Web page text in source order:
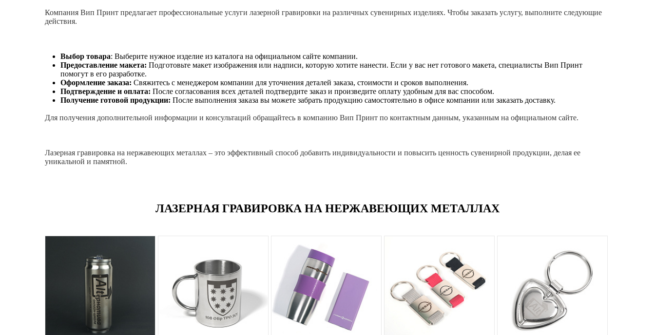
Компания Вип Принт предлагает профессиональные услуги лазерной гравировки на различных сувенирных изделиях. Чтобы заказать услугу, выполните следующие
действия.
Выбор товара: Выберите нужное изделие из каталога на официальном сайте компании.
Предоставление макета: Подготовьте макет изображения или надписи, которую хотите нанести. Если у вас нет готового макета, специалисты Вип Принт
помогут в его разработке.
Оформление заказа: Свяжитесь с менеджером компании для уточнения деталей заказа, стоимости и сроков выполнения.
Подтверждение и оплата: После согласования всех деталей подтвердите заказ и произведите оплату удобным для вас способом.
Получение готовой продукции: После выполнения заказа вы можете забрать продукцию самостоятельно в офисе компании или заказать доставку.
Для получения дополнительной информации и консультаций обращайтесь в компанию Вип Принт по контактным данным, указанным на официальном сайте.
Лазерная гравировка на нержавеющих металлах – это эффективный способ добавить индивидуальности и повысить ценность сувенирной продукции, делая ее
уникальной и памятной.
ЛАЗЕРНАЯ ГРАВИРОВКА НА НЕРЖАВЕЮЩИХ МЕТАЛЛАХ